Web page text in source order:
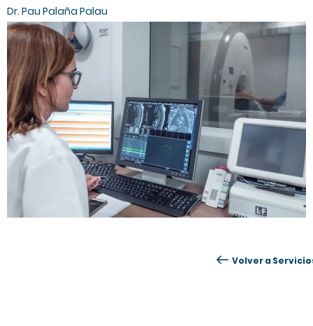
Dr. Pau Palaña Palau
Volver a